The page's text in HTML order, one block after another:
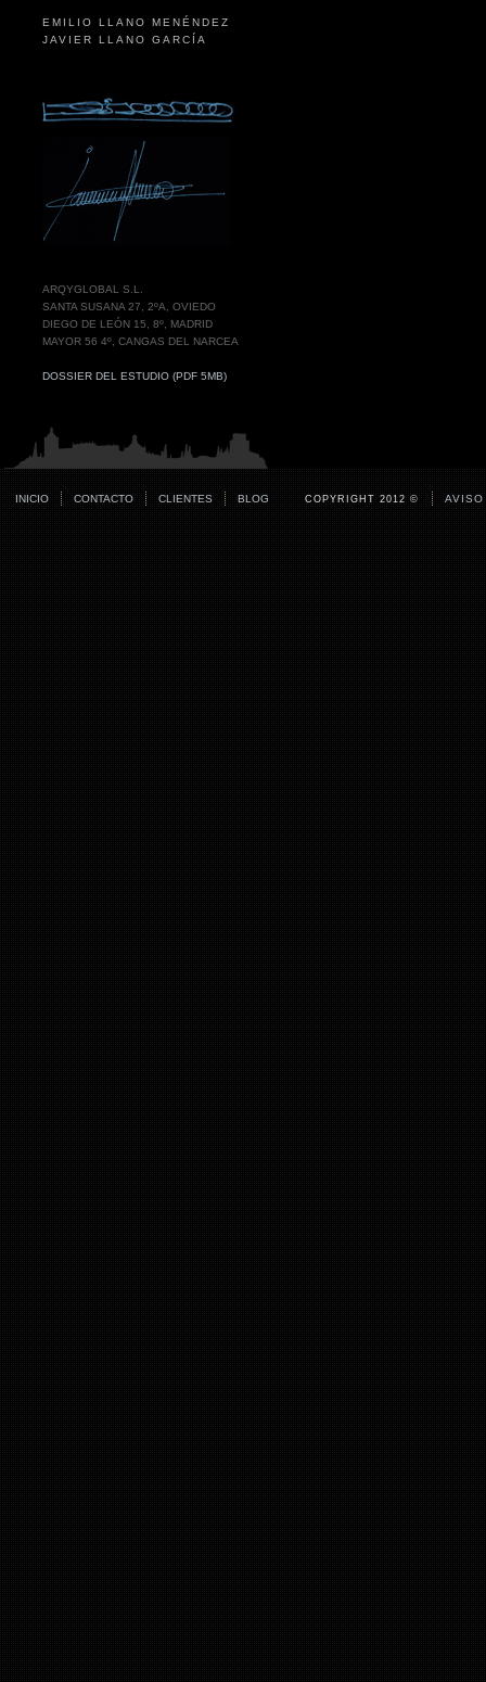
EMILIO LLANO MENÉNDEZ
JAVIER LLANO GARCÍA
ARQYGLOBAL S.L.
SANTA SUSANA 27, 2ºA, OVIEDO
DIEGO DE LEÓN 15, 8º, MADRID
MAYOR 56 4º, CANGAS DEL NARCEA
DOSSIER DEL ESTUDIO (PDF 5MB)
INICIO CONTACTO CLIENTES BLOG COPYRIGHT 2012 ©